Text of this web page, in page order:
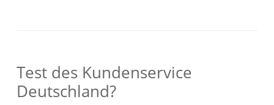
Test des Kundenservice
Deutschland?